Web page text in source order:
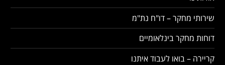
שירותי מחקר – דו"ח נת"מ
דוחות מחקר בינלאומיים
קריירה – בואו לעבוד איתנו